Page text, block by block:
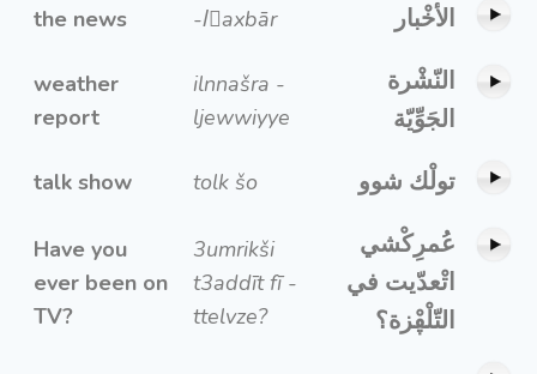
the news -lِaxbār الأخْبار
weather
report
ilnnašra -
ljewwiyye
النّشْرة
الجَوِّيّة
talk show tolk šo تولْك شوو
Have you
ever been on
TV?
3umrikši
t3addīt fī -
ttelvze?
عُمرِكْشي
اتْعدّيت في
التّلْڥْزة؟